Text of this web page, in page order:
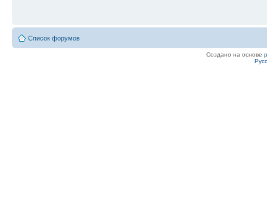
Список форумов
Создано на основе